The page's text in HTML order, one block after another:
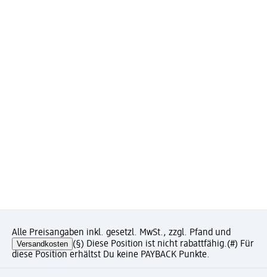
Alle Preisangaben inkl. gesetzl. MwSt., zzgl. Pfand und
Versandkosten (§) Diese Position ist nicht rabattfähig.(#) Für
diese Position erhältst Du keine PAYBACK Punkte.